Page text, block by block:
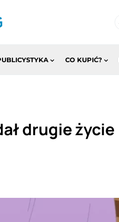
CO KUPIĆ?
drugie życie